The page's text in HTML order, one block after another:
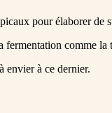
pour élaborer de
comme
envier à ce dernier.